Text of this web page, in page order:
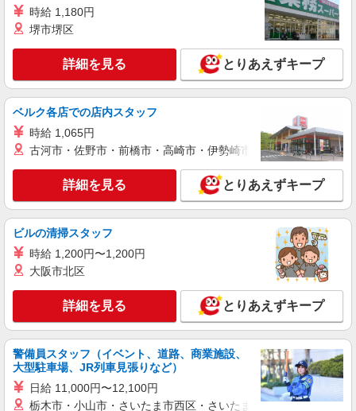
キープ 詳細を見る
正社員
平野クレーン工業株式会社
【一般事務職】
＜月給＞ 250,000円 ＜賞与＞ 年2回 ＜給与改
定＞ 年1回 ＜試用期間＞ 6ヶ月 ※本採用時と条件
東京都港区新橋二丁目4番7号 VORT新橋二丁
目10階
キープ 詳細を見る
株式会社フルキャスト東京支社/EA0401G-10U
カンタン事務・データ入力スタッフ
時給1600円〜1800円（22:00〜翌5:00の深夜手
当で時給UP） ※給与幅は経験・能力による
東京都港区
キープ 詳細を見る
アルバイト パート 職業紹介
株式会社フルキャスト東京支社/EA0401G-10M
時給 1,180円
堺市堺区
詳細を見る とりあえずキープ
ベルク各店での店内スタッフ
時給 1,065円
古河市・佐野市・前橋市・高崎市・伊勢崎市・太田市・館林市
詳細を見る とりあえずキープ
ビルの清掃スタッフ
時給 1,200円〜1,200円
大阪市北区
詳細を見る とりあえずキープ
警備員スタッフ（イベント、道路、商業施設、
大型駐車場、JR列車見張りなど）
日給 11,000円〜12,100円
栃木市・小山市・さいたま市西区・さいたま市岩槻区・久喜市・